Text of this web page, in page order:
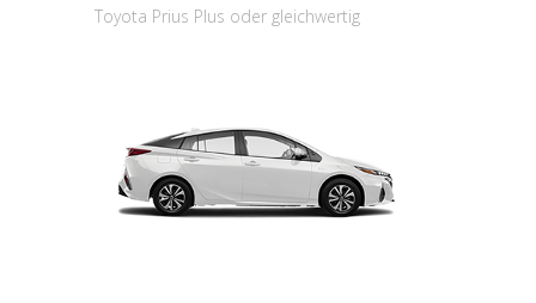
Toyota Prius Plus oder gleichwertig